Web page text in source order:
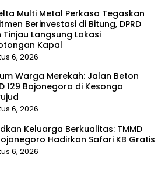
Multi Metal Perkasa Tegaskan
Berinvestasi di Bitung, DPRD
Tinjau Langsung Lokasi
Kapal
6, 2026
Warga Merekah: Jalan Beton
129 Bojonegoro di Kesongo
6, 2026
Keluarga Berkualitas: TMMD
Hadirkan Safari KB Gratis
6, 2026